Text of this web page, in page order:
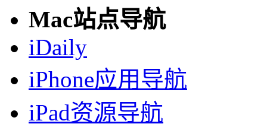
Mac站点导航
iDaily
iPhone应用导航
iPad资源导航